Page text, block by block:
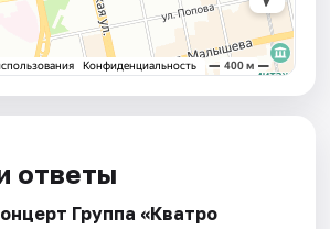
ответы
Группа «Кватро